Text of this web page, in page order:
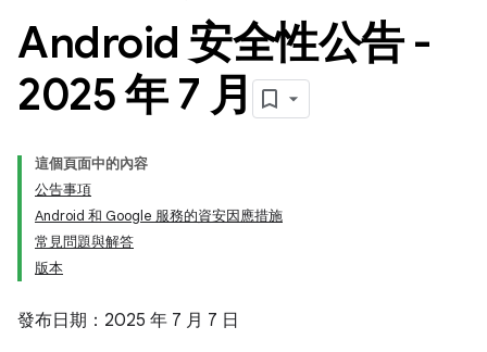
Android 安全性公告 -
2025 年 7 月
這個頁面中的內容
公告事項
Android 和 Google 服務的資安因應措施
常見問題與解答
版本
發布日期：2025 年 7 月 7 日